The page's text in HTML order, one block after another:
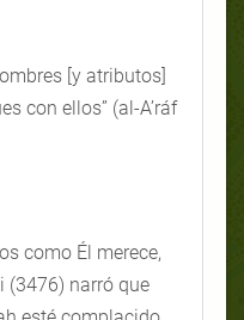
[y atributos]
con ellos” (al-A’ráf
como Él merece,
(3476) narró que